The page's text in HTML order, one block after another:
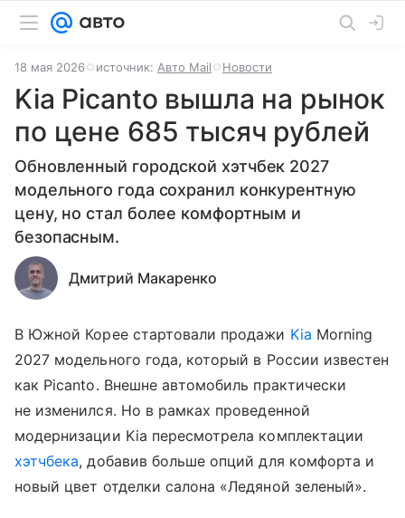
18 мая 2026 источник: Авто Mail Новости
Kia Picanto вышла на рынок
по цене 685 тысяч рублей
Обновленный городской хэтчбек 2027
модельного года сохранил конкурентную
цену, но стал более комфортным и
безопасным.
Дмитрий Макаренко
В Южной Корее стартовали продажи Kia Morning
2027 модельного года, который в России известен
как Picanto. Внешне автомобиль практически
не изменился. Но в рамках проведенной
модернизации Kia пересмотрела комплектации
хэтчбека, добавив больше опций для комфорта и
новый цвет отделки салона «Ледяной зеленый».